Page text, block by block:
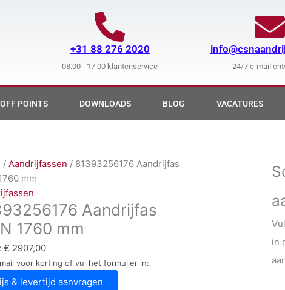
+31 88 276 2020
08:00 - 17:00 klantenservice 24/7 e-mail
POINTS DOWNLOADS BLOG VACATURES
/ Aandrijfassen / 81393256176 Aandrijfas
mm
Aandrijfas
1760 mm
€ 2907,00
voor korting of vul het formulier in:
& levertijd aanvragen
in